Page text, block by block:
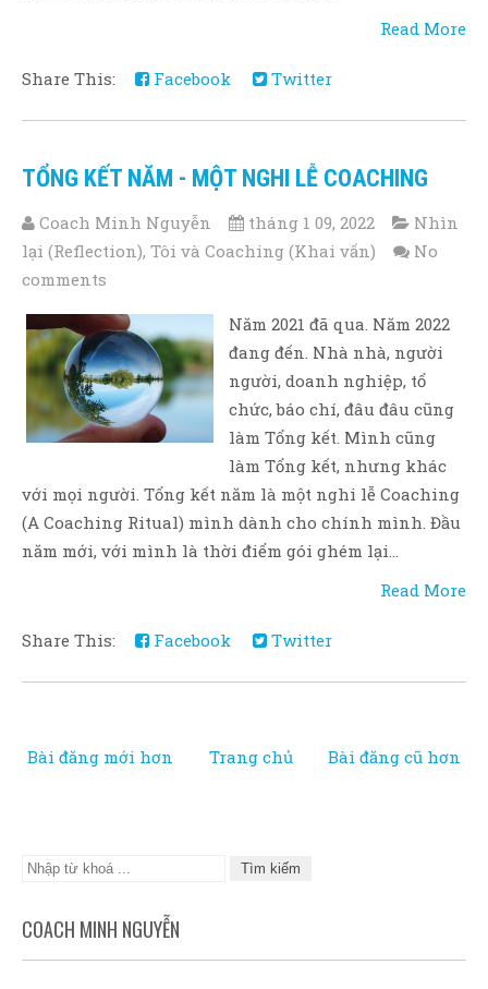
Read More
Share This: Facebook Twitter
TỔNG KẾT NĂM - MỘT NGHI LỄ COACHING
Coach Minh Nguyễn tháng 1 09, 2022
Nhìn
lại (Reflection), Tôi và Coaching (Khai vấn)
No
comments
Năm 2021 đã qua. Năm 2022
đang đến. Nhà nhà, người
người, doanh nghiệp, tổ
chức, báo chí, đâu đâu cũng
làm Tổng kết. Mình cũng
làm Tổng kết, nhưng khác
với mọi người. Tổng kết năm là một nghi lễ Coaching
(A Coaching Ritual) mình dành cho chính mình. Đầu
năm mới, với mình là thời điểm gói ghém lại...
Read More
Share This: Facebook Twitter
Bài đăng mới hơn Bài đăng cũ hơn
Trang chủ
COACH MINH NGUYỄN